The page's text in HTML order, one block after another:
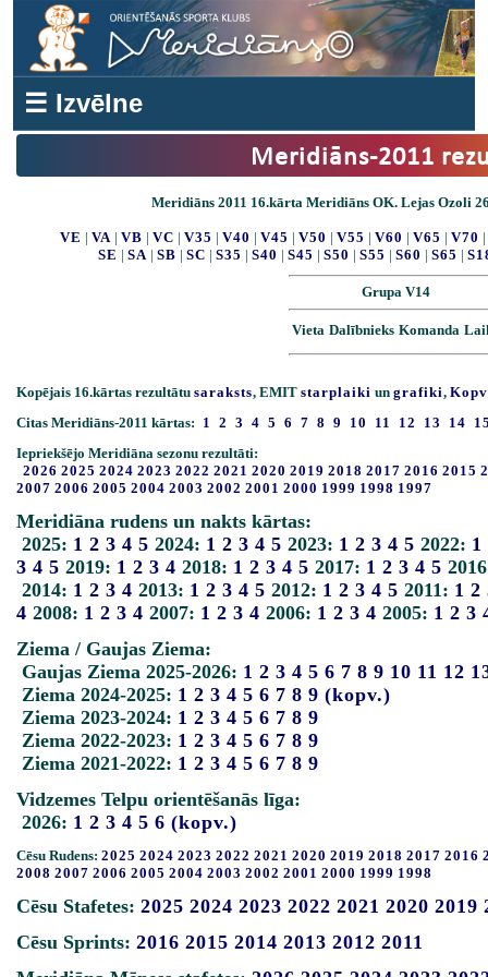
☰ Izvēlne
Meridiāns-2011
Meridiāns 2011 16.kārta Meridiāns OK. Lejas Ozoli
VE | VA | VB | VC | V35 | V40 | V45 | V50 | V55 | V60 | V65 | V70 |
SE | SA| SB | SC | S35 | S40 | S45 | S50 | S55 | S60 | S65 |
Grupa V14
Vieta Dalībnieks Komanda
Kopējais 16.kārtas rezultātu saraksts, EMIT starplaiki un grafiki,
Citas Meridiāns-2011 kārtas: 1 2 3 4 5 6 7 8 9 10 11 12 13 14
Iepriekšējo Meridiāna sezonu rezultāti:
2026 2025 2024 2023 2022 2021 2020 2019 2018 2017 2016 2015
2007 2006 2005 2004 2003 2002 2001 2000 1999 1998 1997
Meridiāna rudens un nakts kārtas:
2025: 1 2 3 4 5 2024: 1 2 3 4 5 2023: 1 2 3 4 5 2022: 1
3 4 5 2019: 1 2 3 4 2018: 1 2 3 4 5 2017: 1 2 3 4 5
2014: 1 2 3 4 2013: 1 2 3 4 5 2012: 1 2 3 4 5 2011: 1 2
4 2008: 1 2 3 4 2007: 1 2 3 4 2006: 1 2 3 4 2005: 1 2 3
Ziema / Gaujas Ziema:
Gaujas Ziema 2025-2026: 1 2 3 4 5 6 7 8 9 10 11 12
Ziema 2024-2025: 1 2 3 4 5 6 7 8 9 (kopv.)
Ziema 2023-2024: 1 2 3 4 5 6 7 8 9
Ziema 2022-2023: 1 2 3 4 5 6 7 8 9
Ziema 2021-2022: 1 2 3 4 5 6 7 8 9
Vidzemes Telpu orientēšanās līga:
2026: 1 2 3 4 5 6 (kopv.)
Cēsu Rudens: 2025 2024 2023 2022 2021 2020 2019 2018 2017 2016
2008 2007 2006 2005 2004 2003 2002 2001 2000 1999 1998
Cēsu Stafetes: 2025 2024 2023 2022 2021 2020 2019
Cēsu Sprints: 2016 2015 2014 2013 2012 2011